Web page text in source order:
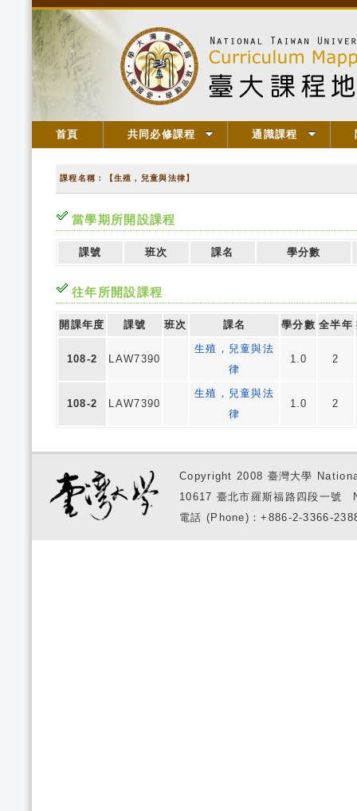
首頁 共同必修課程 通識課程
課程名稱：【生殖，兒童與法律】
當學期所開設課程
課號 班次 課名 學分數
往年所開設課程
開課年度 課號 班次 課名 學分數 全半年
108-2 LAW7390
生殖，兒童與法
律
1.0 2
108-2 LAW7390
生殖，兒童與法
律
1.0 2
Copyright 2008 臺灣大學
10617 臺北市羅斯福路四段一
電話 (Phone)：+886-2-3366-